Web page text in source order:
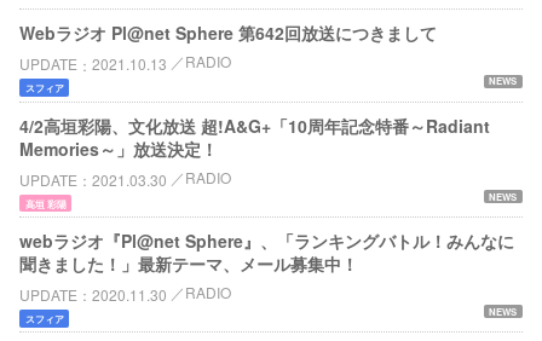
Webラジオ Pl@net Sphere 第642回放送につきまして
UPDATE 2021.10.13 RADIO
NEWS
スフィア
4/2高垣彩陽、文化放送 超!A&G+「10周年記念特番～Radiant
Memories～」放送決定！
UPDATE 2021.03.30 RADIO
NEWS
高垣 彩陽
webラジオ『Pl@net Sphere』、「ランキングバトル！みんなに
聞きました！」最新テーマ、メール募集中！
UPDATE 2020.11.30 RADIO
NEWS
スフィア